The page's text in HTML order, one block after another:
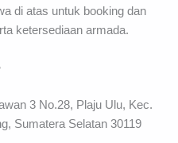
di atas untuk booking dan
ketersediaan armada.
3 No.28, Plaju Ulu, Kec.
Sumatera Selatan 30119